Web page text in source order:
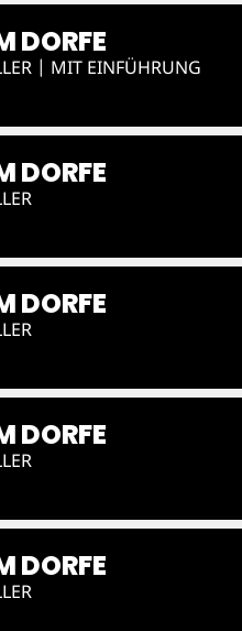
DORFE
| MIT EINFÜHRUNG
DORFE
DORFE
DORFE
DORFE